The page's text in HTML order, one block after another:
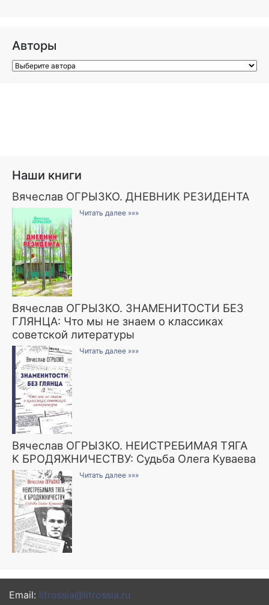
Авторы
Наши книги
Вячеслав ОГРЫЗКО. ДНЕВНИК РЕЗИДЕНТА
Читать далее »»»
Вячеслав ОГРЫЗКО. ЗНАМЕНИТОСТИ БЕЗ
ГЛЯНЦА: Что мы не знаем о классиках
советской литературы
Читать далее »»»
Вячеслав ОГРЫЗКО. НЕИСТРЕБИМАЯ ТЯГА
К БРОДЯЖНИЧЕСТВУ: Судьба Олега Куваева
Читать далее »»»
Email: litrossia@litrossia.ru